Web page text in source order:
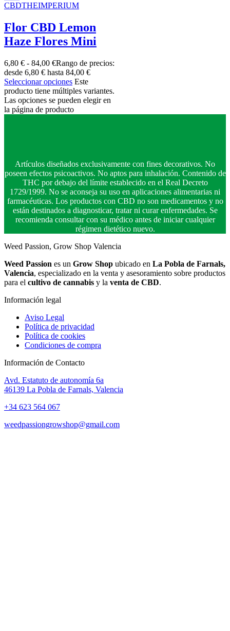
CBDTHEIMPERIUM
Flor CBD Lemon
Haze Flores Mini
6,80 € - 84,00 €Rango de precios:
desde 6,80 € hasta 84,00 €
Seleccionar opciones Este
producto tiene múltiples variantes.
Las opciones se pueden elegir en
la página de producto
Artículos diseñados exclusivamente con fines decorativos. No
poseen efectos psicoactivos. No aptos para inhalación. Contenido de
THC por debajo del límite establecido en el Real Decreto
1729/1999. No se aconseja su uso en aplicaciones alimentarias ni
farmacéuticas. Los productos con CBD no son medicamentos y no
están destinados a diagnosticar, tratar ni curar enfermedades. Se
recomienda consultar con su médico antes de iniciar cualquier
régimen dietético nuevo.
Weed Passion, Grow Shop Valencia
Weed Passion es un Grow Shop ubicado en La Pobla de Farnals,
Valencia, especializado en la venta y asesoramiento sobre productos
para el cultivo de cannabis y la venta de CBD.
Información legal
Aviso Legal
Política de privacidad
Política de cookies
Condiciones de compra
Información de Contacto
Avd. Estatuto de autonomía 6a
46139 La Pobla de Farnals, Valencia
+34 623 564 067
weedpassiongrowshop@gmail.com